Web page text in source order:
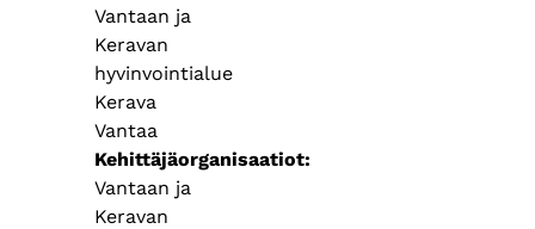
Vantaan ja
Keravan
hyvinvointialue
Kerava
Vantaa
Kehittäjäorganisaatiot
Vantaan ja
Keravan